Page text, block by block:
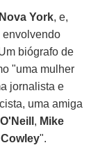
Nova York, e,
envolvendo
biógrafo de
"uma mulher
jornalista e
uma amiga
, Mike
".